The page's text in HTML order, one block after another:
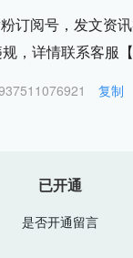
订阅号，发文资
，详情联系客服【
复制
已开通
是否开通留言